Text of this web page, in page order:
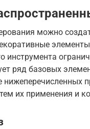
можно
инструмента
ряд базовых
нижеперечисленных
их применения и